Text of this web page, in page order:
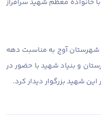
خانواده معظم شهید سرافراز
شهرستان آوج به مناسبت دهه
و بنیاد شهید با حضور در
شهید بزرگوار دیدار کرد.